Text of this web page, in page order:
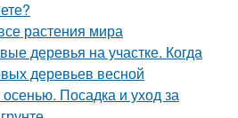
растения мира
деревья на участке. Когда
деревьев весной
Посадка и уход за